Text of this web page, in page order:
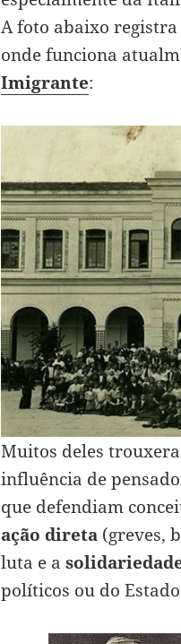
A foto abaixo
onde funciona
Imigrante:
Muitos deles
influência de
que defendiam
ação direta(greves,
luta e a
políticos ou do